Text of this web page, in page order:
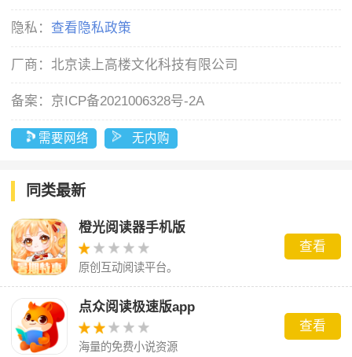
隐私： 查看隐私政策
厂商：北京读上高楼文化科技有限公司
备案： 京ICP备2021006328号-2A
需要网络 无内购
同类最新
橙光阅读器手机版
原创互动阅读平台。
查看
点众阅读极速版app
海量的免费小说资源
查看